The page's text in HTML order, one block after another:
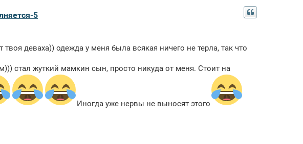
5
деваха)) одежда у меня была всякая ничего не терла, так что
стал жуткий мамкин сын, просто никуда от меня. Стоит на
Иногда уже нервы не выносят этого